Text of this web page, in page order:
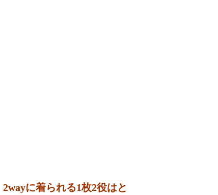
に着られる1枚2役はと